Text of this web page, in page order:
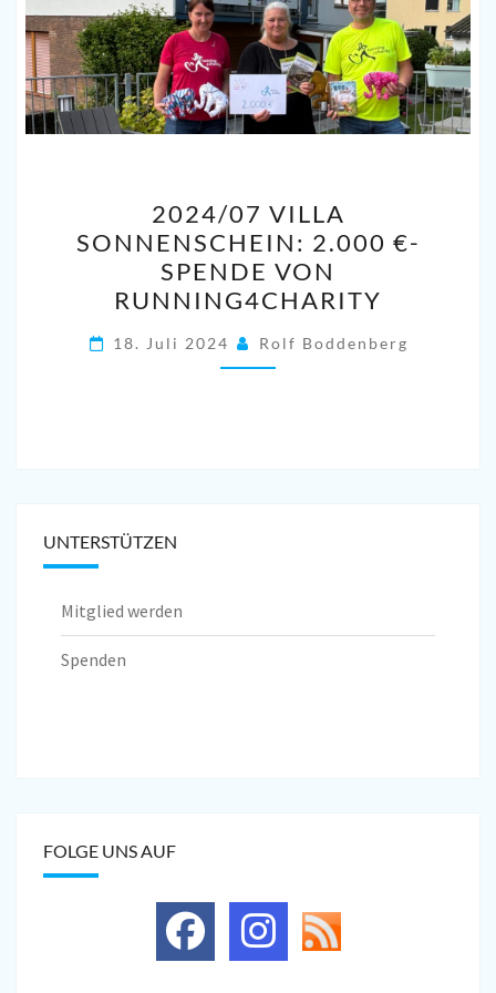
VILLA
SONNENSCHEIN:
2.000
€-
SPENDE
VON
2024/07 VILLA
SONNENSCHEIN: 2.000 €-
SPENDE VON
RUNNING4CHARITY
18. Juli 2024 Rolf Boddenberg
UNTERSTÜTZEN
Mitglied werden
Spenden
FOLGE UNS AUF